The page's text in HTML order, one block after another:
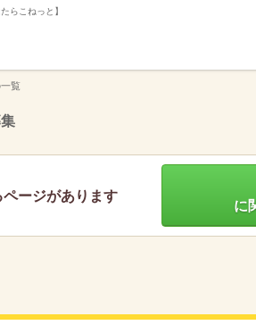
らこねっと】
覧
ージがあります
に